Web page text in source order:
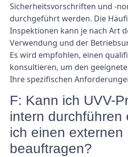
Sicherheitsvorschriften und -
durchgeführt werden. Die
Inspektionen kann je nach Art
Verwendung und der
Es wird empfohlen, einen
konsultieren, um den
Ihre spezifischen
F: Kann ich UVV-
intern durchführen
ich einen externen
beauftragen?